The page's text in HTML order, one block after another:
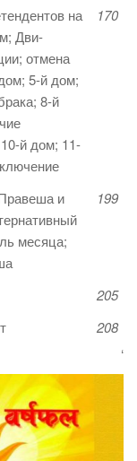
на
Дви-
отмена
5-й дом;
8-й
й дом; 11-
170
и
месяца;
199
205
208
‘